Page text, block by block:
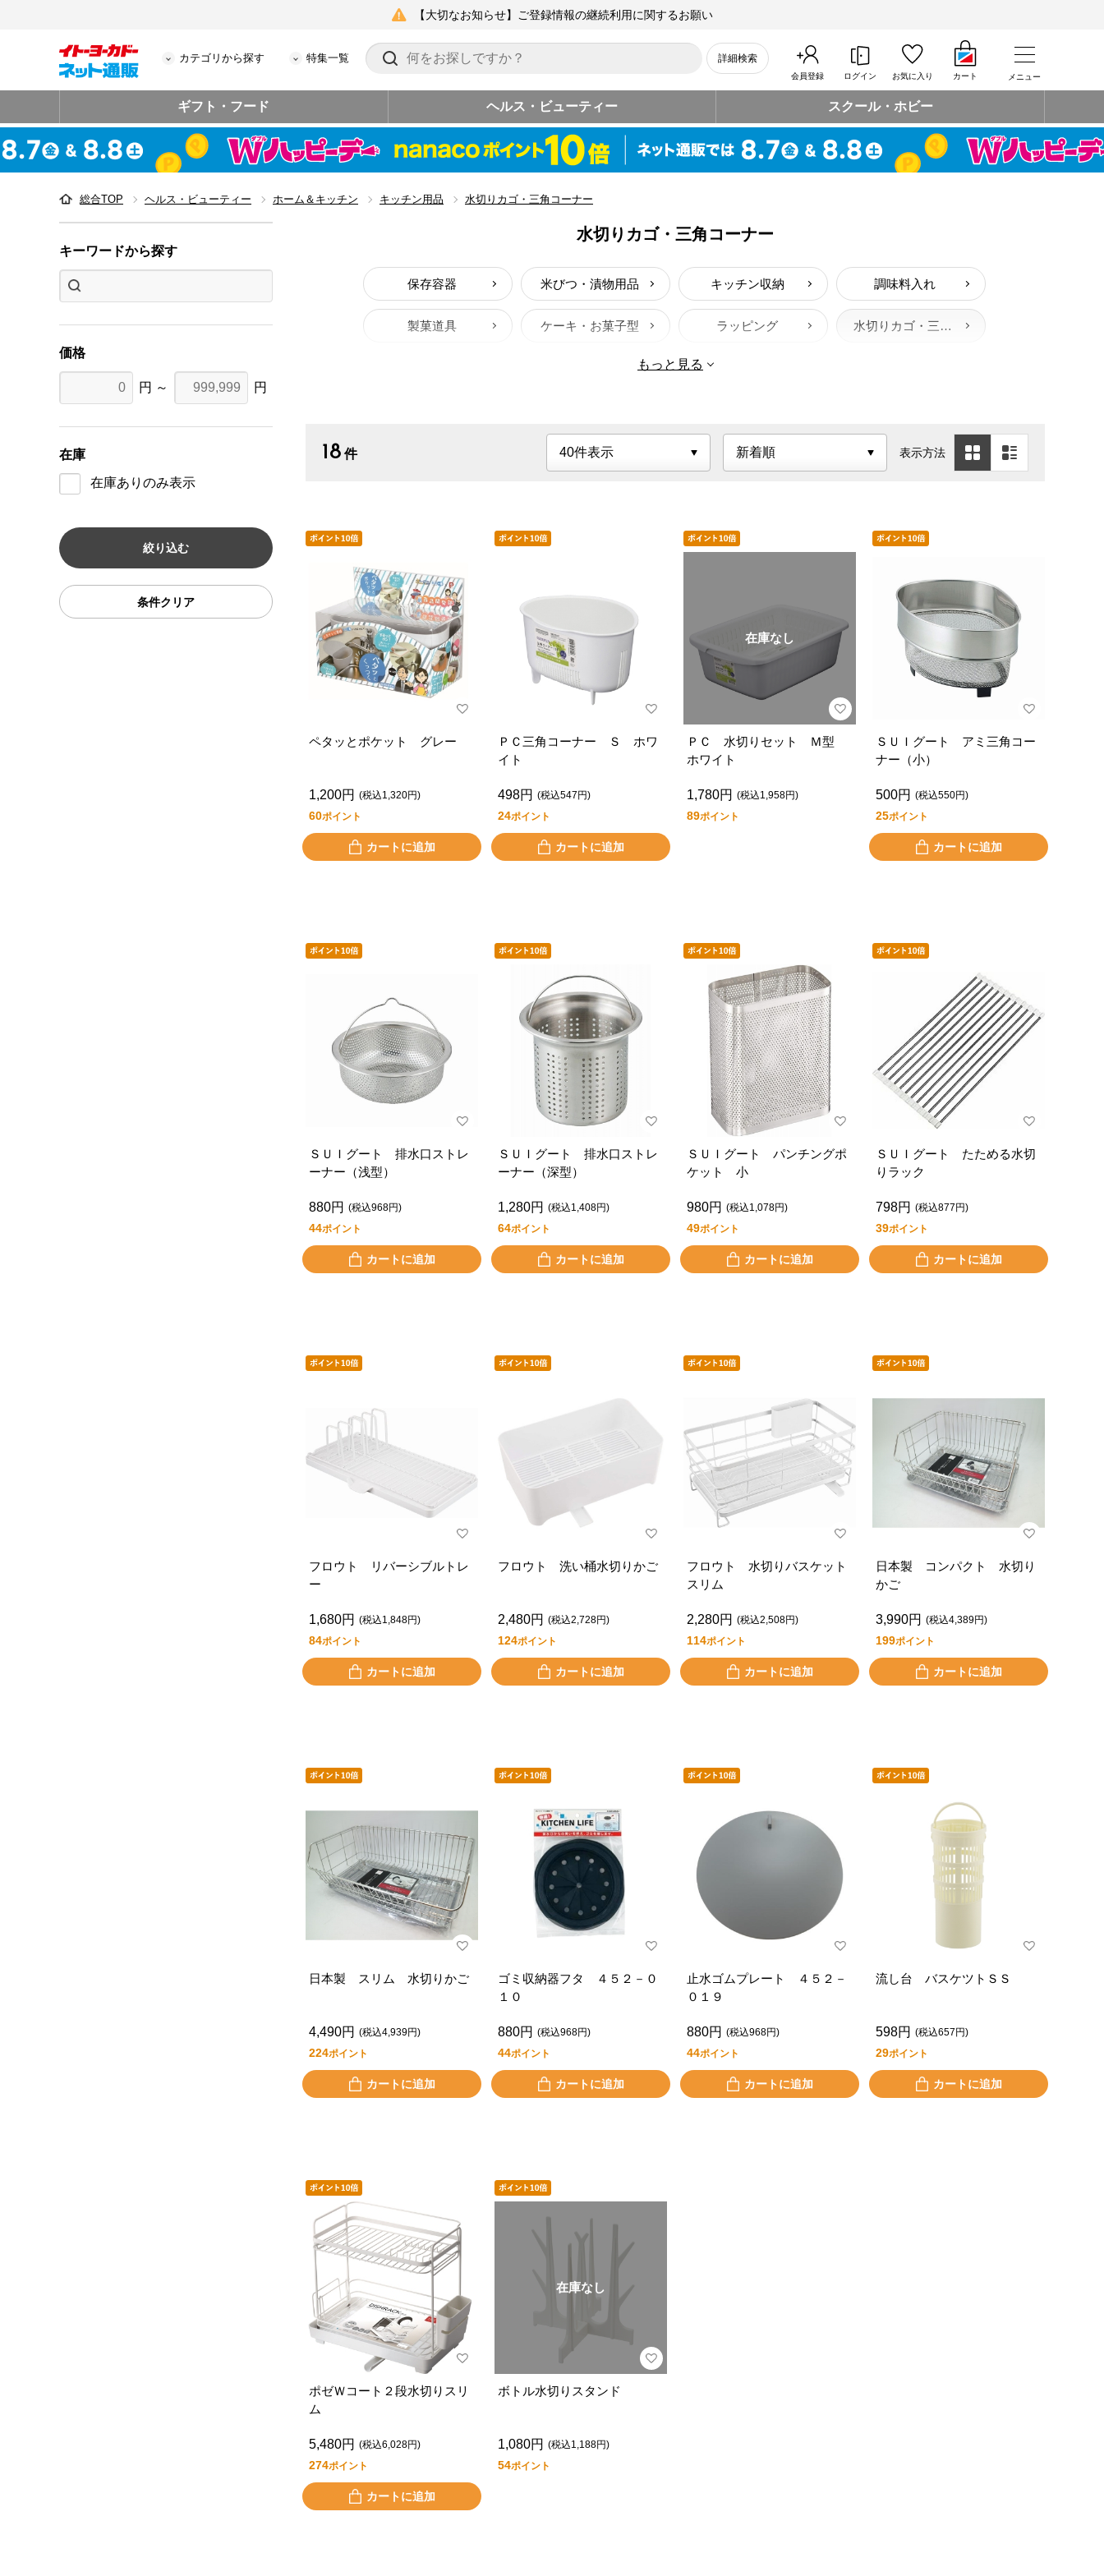
【大切なお知らせ】ご登録情報の継続利用に関するお願い
カテゴリから探す 特集一覧 詳細検索
会員登録 ログイン お気に入り カート メニュー
ギフト・フード ヘルス・ビューティー スクール・ホビー
総合TOP ヘルス・ビューティー ホーム＆キッチン キッチン用品 水切りカゴ・三角コーナー
キーワードから探す
価格
円 ～ 円
在庫
在庫ありのみ表示
条件クリア
水切りカゴ・三角コーナー
保存容器 米びつ・漬物用品 キッチン収納 調味料入れ
製菓道具 ケーキ・お菓子型 ラッピング 水切りカゴ・三角コーナー
もっと見る
18 件 表示方法
ペタッとポケット グレー
1,200円 (税込1,320円)
60ポイント
カートに追加
ＰＣ三角コーナー Ｓ ホワ
イト
498円 (税込547円)
24ポイント
カートに追加
在庫なし
ＰＣ 水切りセット Ｍ型
ホワイト
1,780円 (税込1,958円)
89ポイント
ＳＵＩグート アミ三角コー
ナー（小）
500円 (税込550円)
25ポイント
カートに追加
ＳＵＩグート 排水口ストレ
ーナー（浅型）
880円 (税込968円)
44ポイント
カートに追加
ＳＵＩグート 排水口ストレ
ーナー（深型）
1,280円 (税込1,408円)
64ポイント
カートに追加
ＳＵＩグート パンチングポ
ケット 小
980円 (税込1,078円)
49ポイント
カートに追加
ＳＵＩグート たためる水切
りラック
798円 (税込877円)
39ポイント
カートに追加
フロウト リバーシブルトレ
ー
1,680円 (税込1,848円)
84ポイント
カートに追加
フロウト 洗い桶水切りかご
2,480円 (税込2,728円)
124ポイント
カートに追加
フロウト 水切りバスケット
スリム
2,280円 (税込2,508円)
114ポイント
カートに追加
日本製 コンパクト 水切り
かご
3,990円 (税込4,389円)
199ポイント
カートに追加
日本製 スリム 水切りかご
4,490円 (税込4,939円)
224ポイント
カートに追加
ゴミ収納器フタ ４５２－０
１０
880円 (税込968円)
44ポイント
カートに追加
止水ゴムプレート ４５２－
０１９
880円 (税込968円)
44ポイント
カートに追加
流し台 バスケツトＳＳ
598円 (税込657円)
29ポイント
カートに追加
ポゼＷコート２段水切りスリ
ム
5,480円 (税込6,028円)
274ポイント
カートに追加
在庫なし
ボトル水切りスタンド
1,080円 (税込1,188円)
54ポイント